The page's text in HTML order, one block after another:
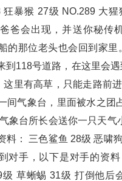
狂暴猴 27级 NO.289 大
爸会出现，并送你秘传
的那位老头也会回到家里
到118号道路，在这里会
这里有高草，只能走路前
间气象台，里面被水之团
象台所长会送你一只天气
料： 三色鲨鱼 28级 恶啸
对手，以下是对手的资
级 草蜥蜴 31级 打倒他后